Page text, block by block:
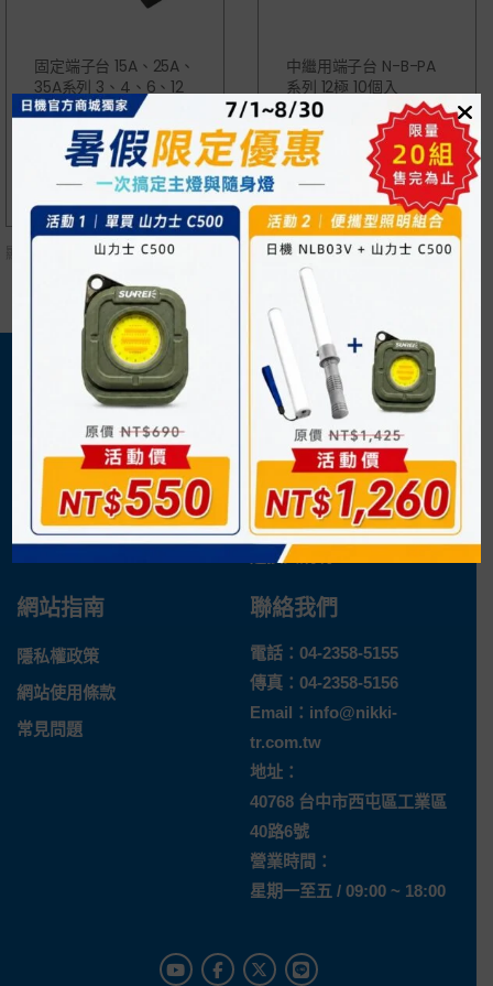
固定端子台 15A、25A、
35A系列 3、4、6、12
極可選
NT$19
中繼用端子台 N-B-PA
系列 12極 10個入
395
顯示 商品
關於我們
日機官方網站
企業概況
最新消息
購物須知
購物流程
付款方式
運送方式
退換貨說明
網站指南
隱私權政策
網站使用條款
常見問題
聯絡我們
電話： 04-2358-5155
傳真：04-2358-5156
Email： info@nikki-
tr.com.tw
地址：
40768 台中市西屯區工業區
40路6號
營業時間：
星期一至五 / 09:00 ~ 18:00